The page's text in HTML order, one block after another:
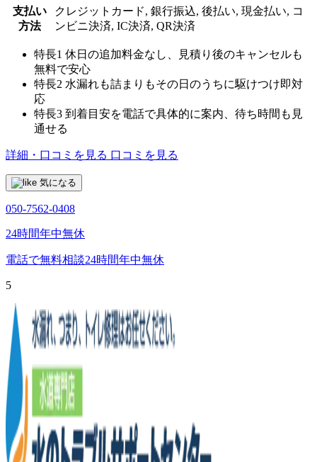
支払い
方法
クレジットカード, 銀行振込, 後払い, 現金払い, コ
ンビニ決済, IC決済, QR決済
特長1 休日の追加料金なし、見積り後のキャンセルも
無料で安心
特長2 水漏れも詰まりもその日のうちに駆けつけ即対
応
特長3 到着目安を電話で具体的に案内、待ち時間も見
通せる
詳細・口コミを見る 口コミを見る
気になる
050-7562-0408
24時間年中無休
電話で無料相談24時間年中無休
5